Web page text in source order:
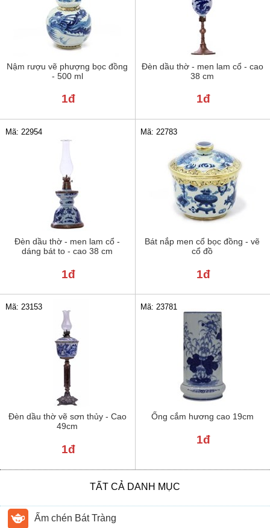
Nậm rượu vẽ phượng bọc đồng
- 500 ml
1đ
Đèn dầu thờ - men lam cổ - cao
38 cm
1đ
Đèn dầu thờ - men lam cổ -
dáng bát to - cao 38 cm
Mã: 22954
1đ
Bát nắp men cổ bọc đồng - vẽ
cổ đồ
Mã: 22783
1đ
Đèn dầu thờ vẽ sơn thủy - Cao
49cm
Mã: 23153
1đ
Ống cắm hương cao 19cm
Mã: 23781
1đ
TẤT CẢ DANH MỤC
Ấm chén Bát Tràng